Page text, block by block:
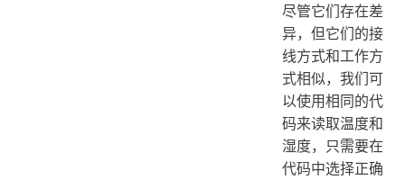
尽管它们存在差
异，但它们的接
线方式和工作方
式相似，我们可
以使用相同的代
码来读取温度和
湿度，只需要在
代码中选择正确